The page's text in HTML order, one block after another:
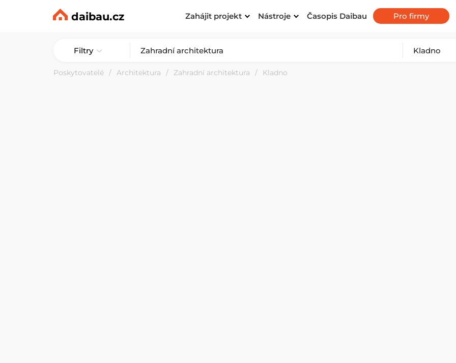
daibau.cz Zahájit projekt Nástroje Časopis Daibau Pro firmy
Filtry
Poskytovatelé Architektura Zahradní architektura Kladno